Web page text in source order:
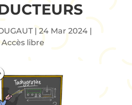
| 24 Mar 2024|
Accès libre